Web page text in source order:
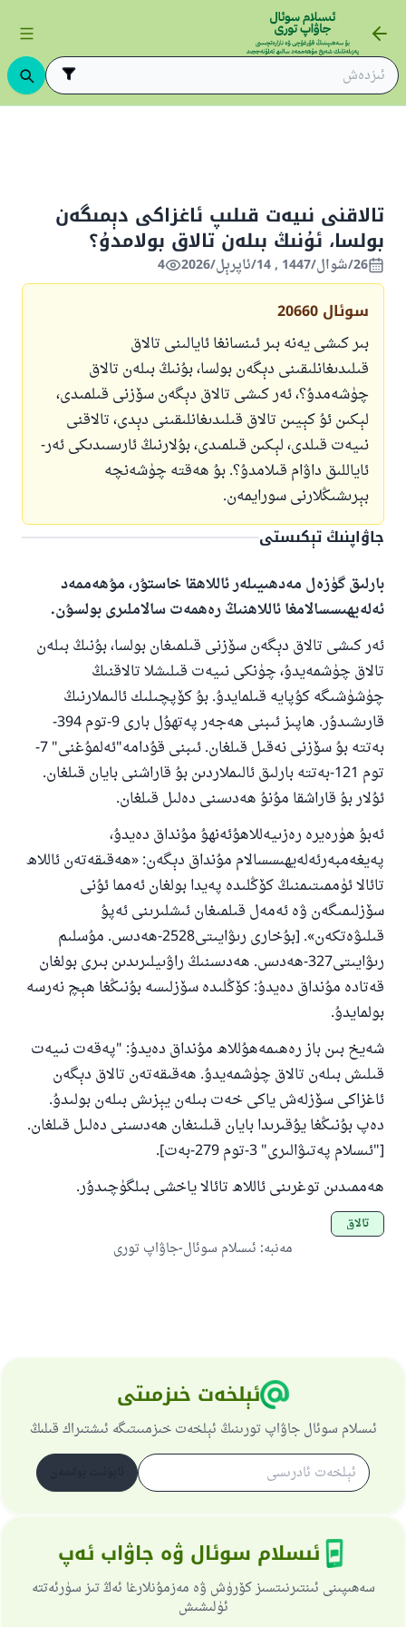
تالاقنى نىيەت قىلىپ ئاغزاكى دېمىگەن
بولسا، ئۇنىڭ بىلەن تالاق بولامدۇ؟
26/شوال/1447 , 14/ئاپرېل/2026 4
سوئال 20660
بىر كىشى يەنە بىر ئىنسانغا ئايالىنى تالاق
قىلىدىغانلىقىنى دېگەن بولسا، بۇنىڭ بىلەن تالاق
چۈشەمدۇ؟، ئەر كىشى تالاق دېگەن سۆزنى قىلمىدى،
لېكىن ئۇ كېيىن تالاق قىلىدىغانلىقىنى دېدى، تالاقنى
نىيەت قىلدى، لېكىن قىلمىدى، بۇلارنىڭ ئارىسىدىكى ئەر-
ئاياللىق داۋام قىلامدۇ؟. بۇ ھەقتە چۈشەنچە
بېرىشىڭلارنى سورايمەن.
جاۋاپنىڭ تېكىستى
بارلىق گۈزەل مەدھىيىلەر ئاللاھقا خاستۇر، مۇھەممەد
ئەلەيھىسسالامغا ئاللاھنىڭ رەھمەت سالاملىرى بولسۇن.
ئەر كىشى تالاق دېگەن سۆزنى قىلمىغان بولسا، بۇنىڭ بىلەن
تالاق چۈشمەيدۇ، چۈنكى نىيەت قىلىشلا تالاقنىڭ
چۈشۈشىگە كۇپايە قىلمايدۇ. بۇ كۆپچىلىك ئالىملارنىڭ
قارىشىدۇر. ھاپىز ئىبنى ھەجەر پەتھۇل بارى 9-توم 394-
بەتتە بۇ سۆزنى نەقىل قىلغان. ئىبنى قۇدامە"ئەلمۇغنى" 7-
توم 121-بەتتە بارلىق ئالىملاردىن بۇ قاراشنى بايان قىلغان.
ئۇلار بۇ قاراشقا مۇنۇ ھەدىسنى دەلىل قىلغان.
ئەبۇ ھۈرەيرە رەزىيەللاھۇئەنھۇ مۇنداق دەيدۇ،
پەيغەمبەرئەلەيھىسسالام مۇنداق دېگەن: «ھەقىقەتەن ئاللاھ
تائالا ئۈممىتىمنىڭ كۆڭلىدە پەيدا بولغان ئەمما ئۇنى
سۆزلىمىگەن ۋە ئەمەل قىلمىغان ئىشلىرىنى ئەپۇ
قىلىۋەتكەن». [بۇخارى رىۋايىتى2528-ھەدىس. مۇسلىم
رىۋايىتى327-ھەدىس. ھەدىسنىڭ راۋىيلىرىدىن بىرى بولغان
قەتادە مۇنداق دەيدۇ: كۆڭلىدە سۆزلىسە بۇنىڭغا ھېچ نەرسە
بولمايدۇ.
شەيخ بىن باز رەھىمەھۇللاھ مۇنداق دەيدۇ: "پەقەت نىيەت
قىلىش بىلەن تالاق چۈشمەيدۇ. ھەقىقەتەن تالاق دېگەن
ئاغزاكى سۆزلەش ياكى خەت بىلەن يېزىش بىلەن بولىدۇ.
دەپ بۇنىڭغا يۇقىرىدا بايان قىلىنغان ھەدىسنى دەلىل قىلغان.
["ئىسلام پەتىۋالىرى" 3-توم 279-بەت].
ھەممىدىن توغرىنى ئاللاھ تائالا ياخشى بىلگۈچىدۇر.
تالاق
مەنبە: ئىسلام سوئال-جاۋاپ تورى
ئېلخەت خىزمىتى
ئىسلام سوئال جاۋاپ تورىنىڭ ئېلخەت خىزمىىتىگە ئىشتىراك قىلىڭ
ئىسلام سوئال ۋە جاۋاب ئەپ
سەھىپىنى ئىنتىرنىتسىز كۆرۈش ۋە مەزمۇنلارغا ئەڭ تىز سۈرئەتتە
ئۈلىشىش
110845 - نومۇرلۇق سوئالنىڭ جاۋابى
ئائىلىنى ساقلاپ قالدى
ئۇممەتكە جاۋاپ بېرىشىمىزگە ياردەم قىلىڭ
پەيغەمبەرئەلەيھىسسالام مۇنداق دېگەن:
ياخشىلىققا باشلارپ قويغان كىشى قىلغۇچىغا
ئوخشاش ساۋاپقا ئېرىشىدۇ
مۇسلىم رىۋايەت قىلغان (1893) ھەدىس
ئىئائە